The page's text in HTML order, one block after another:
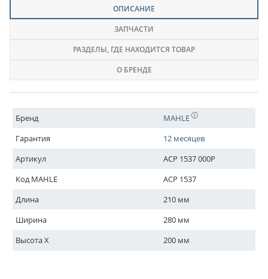
ОПИСАНИЕ
ЗАПЧАСТИ
РАЗДЕЛЫ, ГДЕ НАХОДИТСЯ ТОВАР
О БРЕНДЕ
Бренд
MAHLE
Гарантия
12 месяцев
Артикул
ACP 1537 000P
Код MAHLE
ACP 1537
Длина
210 мм
Ширина
280 мм
Высота X
200 мм